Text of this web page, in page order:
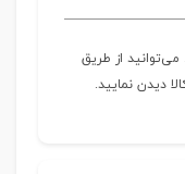
از طریق
دیدن نمایید.